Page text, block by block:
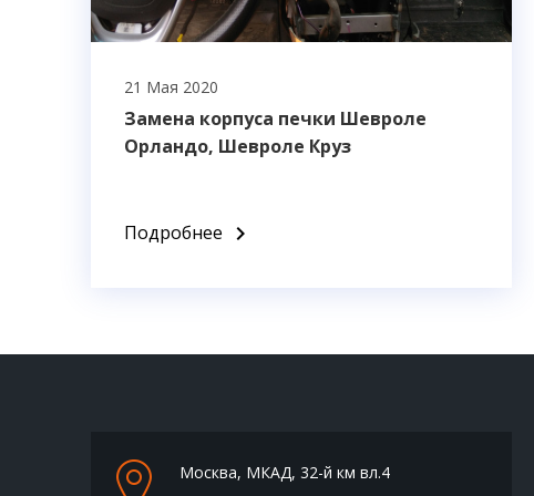
21 Мая 2020
Замена корпуса печки Шевроле
Орландо, Шевроле Круз
Подробнее navigate_next
Москва, МКАД, 32-й км вл.4